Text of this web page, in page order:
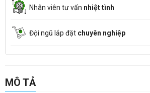
Nhân viên tư vấn nhiệt tình
Đội ngũ lắp đặt chuyên nghiệp
MÔ TẢ